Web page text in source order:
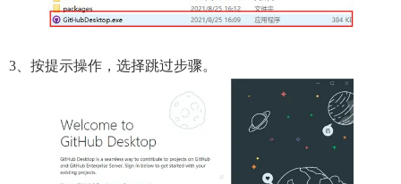
3、按提示操作，选择跳过步骤。